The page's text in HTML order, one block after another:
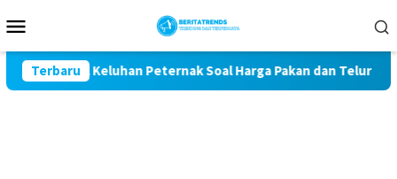
ke
Mobile
Terbaru
Kawal Keluhan Peternak Soal Harga Pakan dan Telur